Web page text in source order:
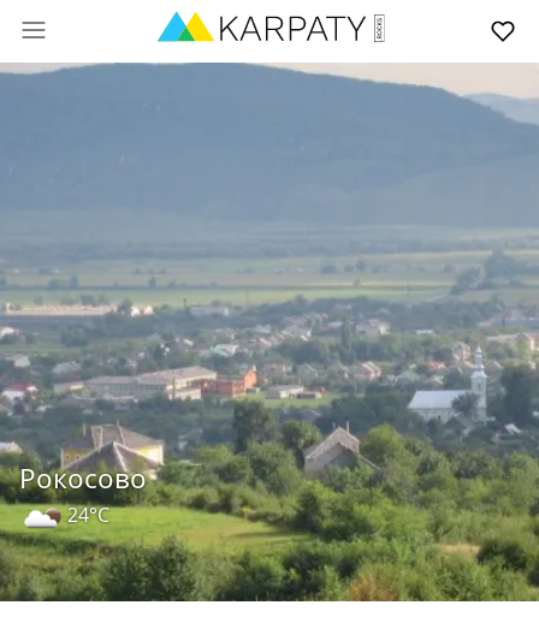
Рокосово
24°C